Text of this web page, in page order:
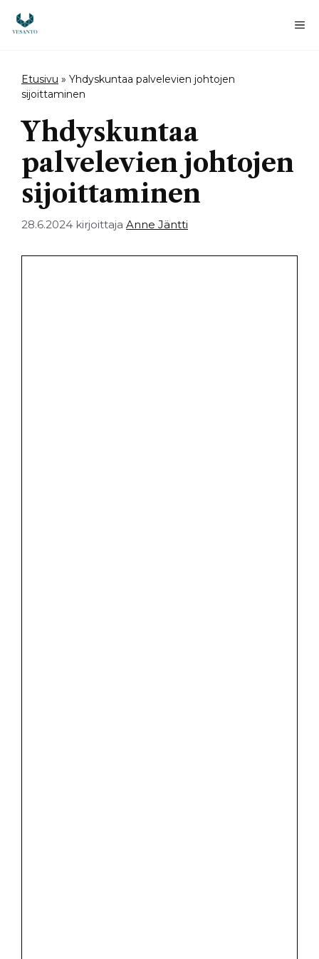
sisältöön
Etusivu » Yhdyskuntaa palvelevien johtojen
sijoittaminen
Yhdyskuntaa
palvelevien johtojen
sijoittaminen
28.6.2024 kirjoittaja Anne Jäntti